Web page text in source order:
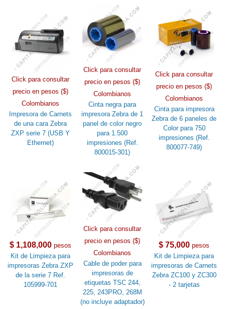
Click para consultar
precio en pesos ($)
Colombianos
Impresora de Carnets
de una cara Zebra
ZXP serie 7 (USB Y
Ethernet)
Click para consultar
precio en pesos ($)
Colombianos
Cinta negra para
impresora Zebra de 1
panel de color negro
para 1.500
impresiones (Ref.
800015-301)
Click para consultar
precio en pesos ($)
Colombianos
Cinta para impresora
Zebra de 6 paneles de
Color para 750
impresiones (Ref.
800077-749)
$ 1,108,000 pesos
Kit de Limpieza para
impresoras Zebra ZXP
de la serie 7 Ref.
105999-701
Click para consultar
precio en pesos ($)
Colombianos
Cable de poder para
impresoras de
etiquetas TSC 244,
225, 243PRO, 268M
(no incluye adaptador)
$ 75,000 pesos
Kit de Limpieza para
impresoras de Carnets
Zebra ZC100 y ZC300
- 2 tarjetas